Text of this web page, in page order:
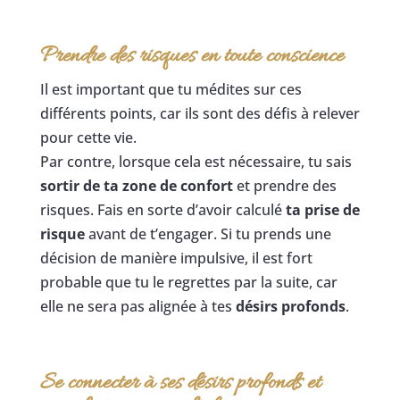
Prendre des risques en toute conscience
Il est important que tu médites sur ces
différents points, car ils sont des défis à relever
pour cette vie.
Par contre, lorsque cela est nécessaire, tu sais
sortir de ta zone de confortet prendre des
risques. Fais en sorte d’avoir calculéta prise de
risqueavant de t’engager. Si tu prends une
décision de manière impulsive, il est fort
probable que tu le regrettes par la suite, car
elle ne sera pas alignée à tes désirs profonds.
Se connecter à ses désirs profonds et